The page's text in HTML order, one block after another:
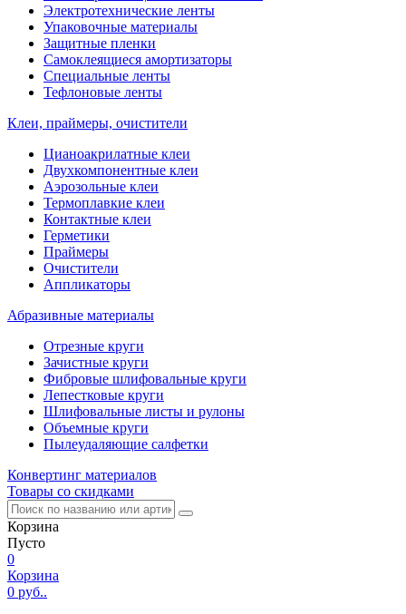
Электротехнические ленты
Упаковочные материалы
Защитные пленки
Самоклеящиеся амортизаторы
Специальные ленты
Тефлоновые ленты
Клеи, праймеры, очистители
Цианоакрилатные клеи
Двухкомпонентные клеи
Аэрозольные клеи
Термоплавкие клеи
Контактные клеи
Герметики
Праймеры
Очистители
Аппликаторы
Абразивные материалы
Отрезные круги
Зачистные круги
Фибровые шлифовальные круги
Лепестковые круги
Шлифовальные листы и рулоны
Объемные круги
Пылеудаляющие салфетки
Конвертинг материалов
Товары со скидками
Корзина
Пусто
0
Корзина
0 руб..